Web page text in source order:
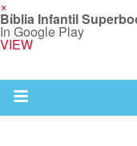
×
Bíblia Infantil
In Google Play
VIEW